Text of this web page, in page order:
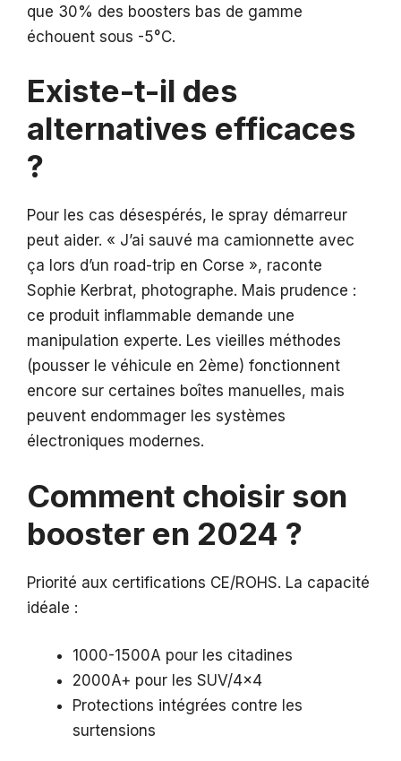
que 30% des boosters bas de gamme
échouent sous -5°C.
Existe-t-il des
alternatives efficaces
?
Pour les cas désespérés, le spray démarreur
peut aider. « J’ai sauvé ma camionnette avec
ça lors d’un road-trip en Corse », raconte
Sophie Kerbrat, photographe. Mais prudence :
ce produit inflammable demande une
manipulation experte. Les vieilles méthodes
(pousser le véhicule en 2ème) fonctionnent
encore sur certaines boîtes manuelles, mais
peuvent endommager les systèmes
électroniques modernes.
Comment choisir son
booster en 2024 ?
Priorité aux certifications CE/ROHS. La capacité
idéale :
1000-1500A pour les citadines
2000A+ pour les SUV/4×4
Protections intégrées contre les
surtensions